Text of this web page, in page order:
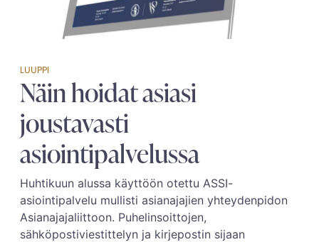
LUUPPI
Näin hoidat asiasi
joustavasti
asiointipalvelussa
Huhtikuun alussa käyttöön otettu ASSI-
asiointipalvelu mullisti asianajajien yhteydenpidon
Asianajajaliittoon. Puhelinsoittojen,
sähköpostiviestittelyn ja kirjepostin sijaan